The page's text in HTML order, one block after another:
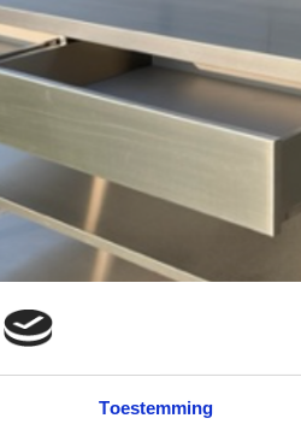
Toestemming